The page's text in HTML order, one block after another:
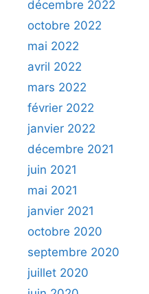
décembre 2022
octobre 2022
mai 2022
avril 2022
mars 2022
février 2022
janvier 2022
décembre 2021
juin 2021
mai 2021
janvier 2021
octobre 2020
septembre 2020
juillet 2020